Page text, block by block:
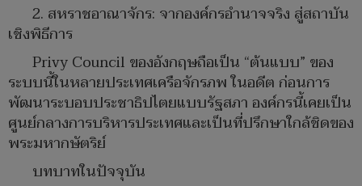
2. สหราชอาณาจักร: จากองค์กรอำนาจจริง สู่สถาบัน
เชิงพิธีการ
Privy Council ของอังกฤษถือเป็น “ต้นแบบ” ของ
ระบบนี้ในหลายประเทศเครือจักรภพ ในอดีต ก่อนการ
พัฒนาระบอบประชาธิปไตยแบบรัฐสภา องค์กรนี้เคยเป็น
ศูนย์กลางการบริหารประเทศและเป็นที่ปรึกษาใกล้ชิดของ
พระมหากษัตริย์
บทบาทในปัจจุบัน